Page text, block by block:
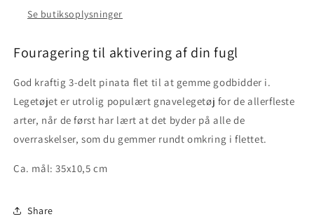
Se butiksoplysninger
Fouragering til aktivering af din fugl
God kraftig 3-delt pinata flet til at gemme godbidder i.
Legetøjet er utrolig populært gnavelegetøj for de allerfleste
arter, når de først har lært at det byder på alle de
overraskelser, som du gemmer rundt omkring i flettet.
Ca. mål: 35x10,5 cm
Share